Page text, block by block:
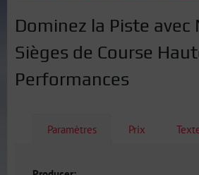
Dominez la Piste avec
Sièges de Course
Performances
Paramètres Prix